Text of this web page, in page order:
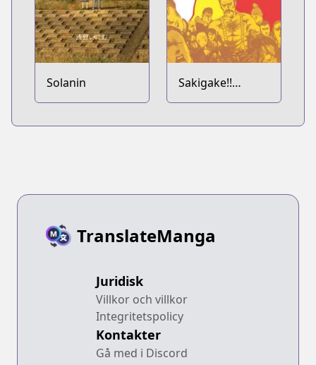
Solanin
Sakigake!!
Cromartie
TranslateManga
Juridisk
Villkor och villkor
Integritetspolicy
Kontakter
Gå med i Discord